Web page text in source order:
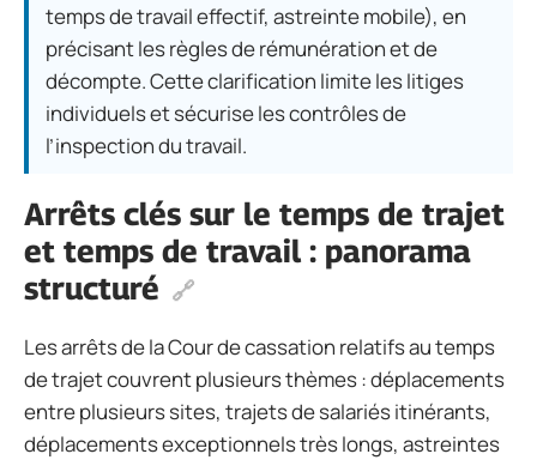
temps de travail effectif, astreinte mobile), en
précisant les règles de rémunération et de
décompte. Cette clarification limite les litiges
individuels et sécurise les contrôles de
l’inspection du travail.
Arrêts clés sur le temps de trajet
et temps de travail : panorama
structuré
Les arrêts de la Cour de cassation relatifs au temps
de trajet couvrent plusieurs thèmes : déplacements
entre plusieurs sites, trajets de salariés itinérants,
déplacements exceptionnels très longs, astreintes